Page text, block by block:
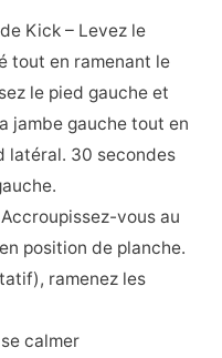
Kick – Levez le
tout en ramenant le
le pied gauche et
jambe gauche tout en
latéral. 30 secondes
vous au
position de planche.
ramenez les
calmer